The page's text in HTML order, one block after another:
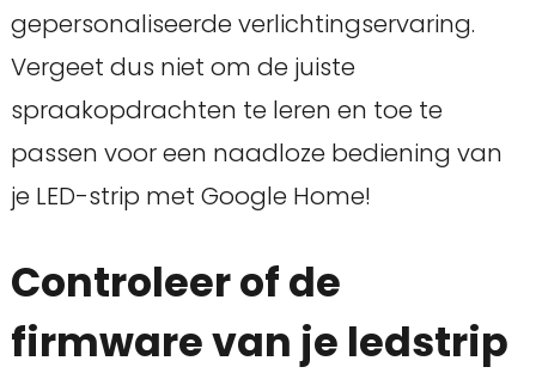
gepersonaliseerde verlichtingservaring.
Vergeet dus niet om de juiste
spraakopdrachten te leren en toe te
passen voor een naadloze bediening van
je LED-strip met Google Home!
Controleer of de
firmware van je ledstrip